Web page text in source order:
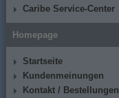
Caribe Service-Center
Homepage
Startseite
Kundenmeinungen
Kontakt / Bestellungen